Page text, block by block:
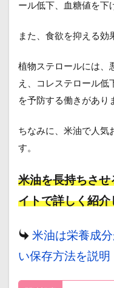
ール低下、血糖値を下
また、食欲を抑える効
植物ステロールには、
え、コレステロール低
を予防する働きがあり
ちなみに、米油で人気
す。
米油を長持ちさせ
イトで詳しく紹
米油は栄養成
い保存方法を説明